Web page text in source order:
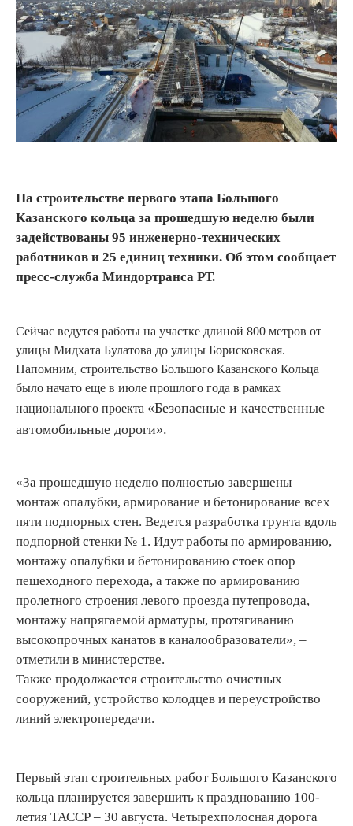
На строительстве первого этапа Большого
Казанского кольца за прошедшую неделю были
задействованы 95 инженерно-технических
работников и 25 единиц техники. Об этом сообщает
пресс-служба Миндортранса РТ.
Сейчас ведутся работы на участке длиной 800 метров от
улицы Мидхата Булатова до улицы Борисковская.
Напомним, строительство Большого Казанского Кольца
было начато еще в июле прошлого года в рамках
национального проекта «Безопасные и качественные
автомобильные дороги».
«За прошедшую неделю полностью завершены
монтаж опалубки, армирование и бетонирование всех
пяти подпорных стен. Ведется разработка грунта вдоль
подпорной стенки № 1. Идут работы по армированию,
монтажу опалубки и бетонированию стоек опор
пешеходного перехода, а также по армированию
пролетного строения левого проезда путепровода,
монтажу напрягаемой арматуры, протягиванию
высокопрочных канатов в каналообразователи», –
отметили в министерстве.
Также продолжается строительство очистных
сооружений, устройство колодцев и переустройство
линий электропередачи.
Первый этап строительных работ Большого Казанского
кольца планируется завершить к празднованию 100-
летия ТАССР – 30 августа. Четырехполосная дорога